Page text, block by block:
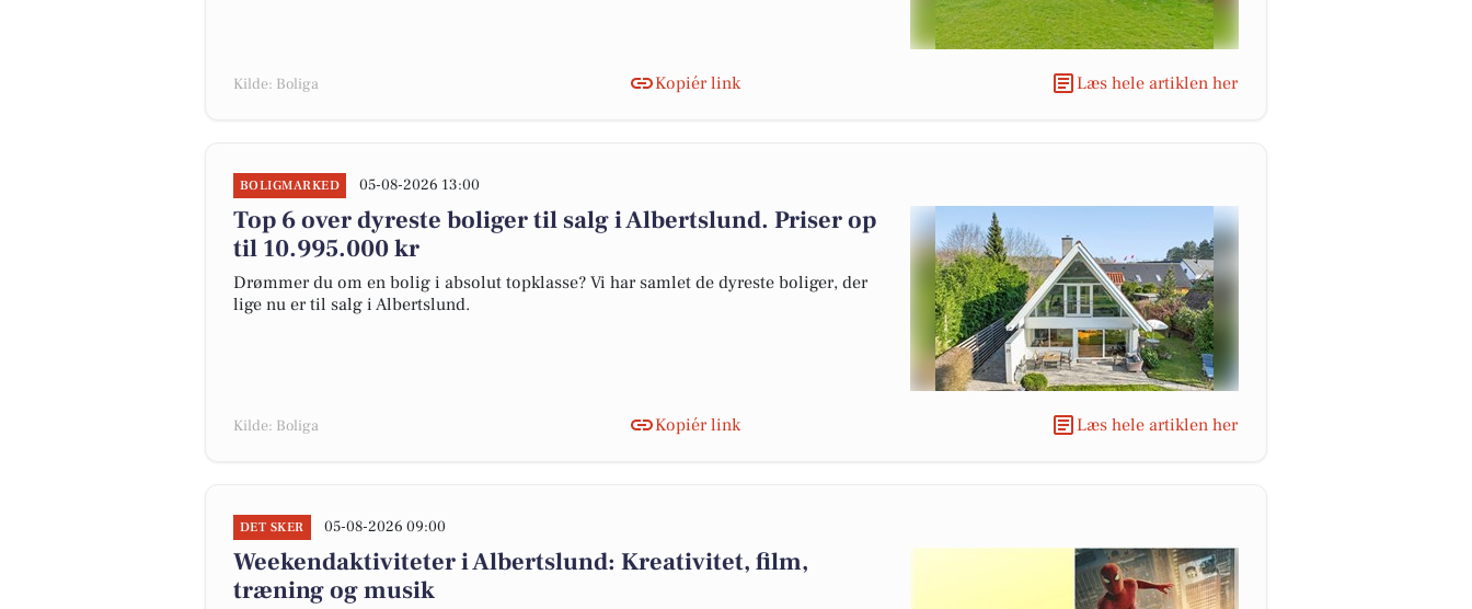
Kilde: Boliga Kopiér link Læs hele artiklen her
BOLIGMARKED 05-08-2026 13:00
Top 6 over dyreste boliger til salg i Albertslund. Priser op
til 10.995.000 kr
Drømmer du om en bolig i absolut topklasse? Vi har samlet de dyreste boliger, der
lige nu er til salg i Albertslund.
Kilde: Boliga Kopiér link Læs hele artiklen her
DET SKER 05-08-2026 09:00
Weekendaktiviteter i Albertslund: Kreativitet, film,
træning og musik